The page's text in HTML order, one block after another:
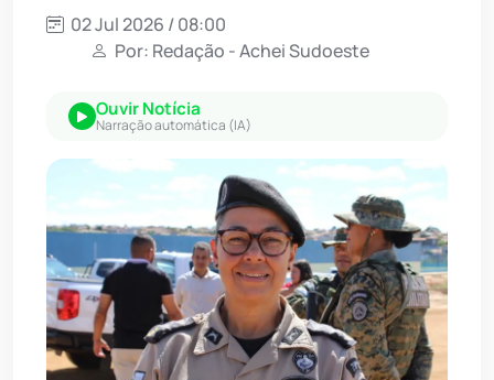
02 Jul 2026 / 08:00
Por: Redação - Achei Sudoeste
Ouvir Notícia
Narração automática (IA)